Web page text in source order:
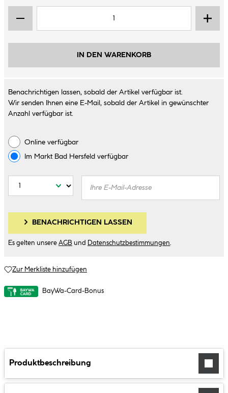
IN DEN WARENKORB
Benachrichtigen lassen, sobald der Artikel verfügbar ist.
Wir senden Ihnen eine E-Mail, sobald der Artikel in gewünschter
Anzahl verfügbar ist.
Online verfügbar
Im Markt Bad Hersfeld verfügbar
BENACHRICHTIGEN LASSEN
Es gelten unsere AGB und Datenschutzbestimmungen
Zur Merkliste hinzufügen
BayWa-Card-Bonus
Produktbeschreibung